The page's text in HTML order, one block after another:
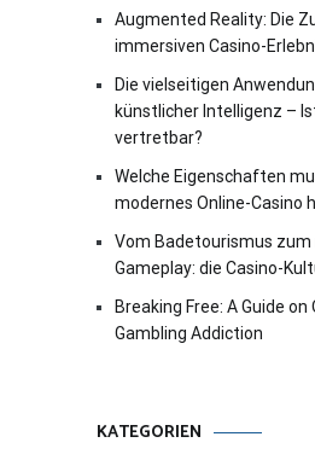
Augmented Reality: Die
immersiven Casino-
Die vielseitigen
künstlicher Intelligenz –
vertretbar?
Welche Eigenschaften
modernes Online-Casino
Vom Badetourismus zum
Gameplay: die Casino-
Breaking Free: A Guide
Gambling Addiction
KATEGORIEN